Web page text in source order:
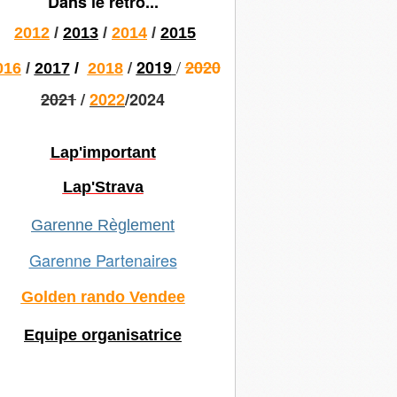
2012 / 2013 / 2014 / 2015
/ 2017/ 2018 / 2019 /2020
2021/2022/2024
Lap'important
Lap'Strava
Garenne Règlement
Garenne Partenaires
Golden rando Vendee
Equipe organisatrice